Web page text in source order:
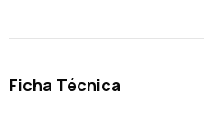
Ficha Técnica